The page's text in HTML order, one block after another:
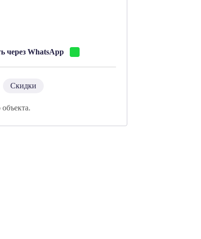
через WhatsApp
Скидки